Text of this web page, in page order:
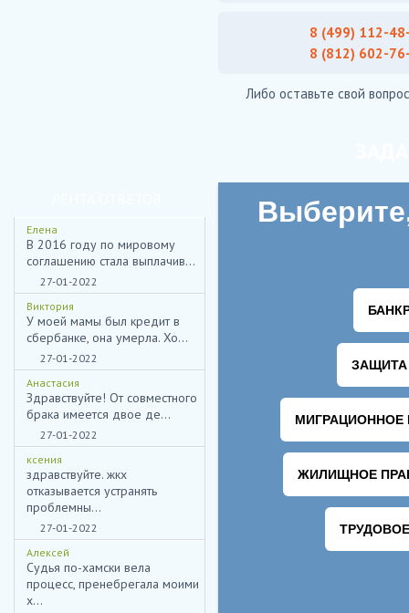
Елена
В 2016 году по мировому
соглашению стала выплачив...
27-01-2022
Виктория
У моей мамы был кредит в
сбербанке, она умерла. Хо...
27-01-2022
Анастасия
Здравствуйте! От совместного
брака имеется двое де...
27-01-2022
ксения
здравствуйте. жкх
отказывается устранять
проблемны...
27-01-2022
Алексей
Судья по-хамски вела
процесс, пренебрегала моими
х...
8 (499) 112-
8 (812) 602-
Либо оставьте свой